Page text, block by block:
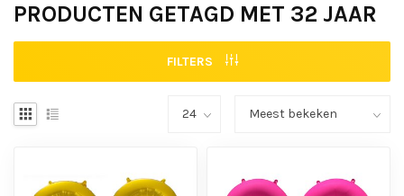
PRODUCTEN GETAGD MET 32 JAAR
FILTERS